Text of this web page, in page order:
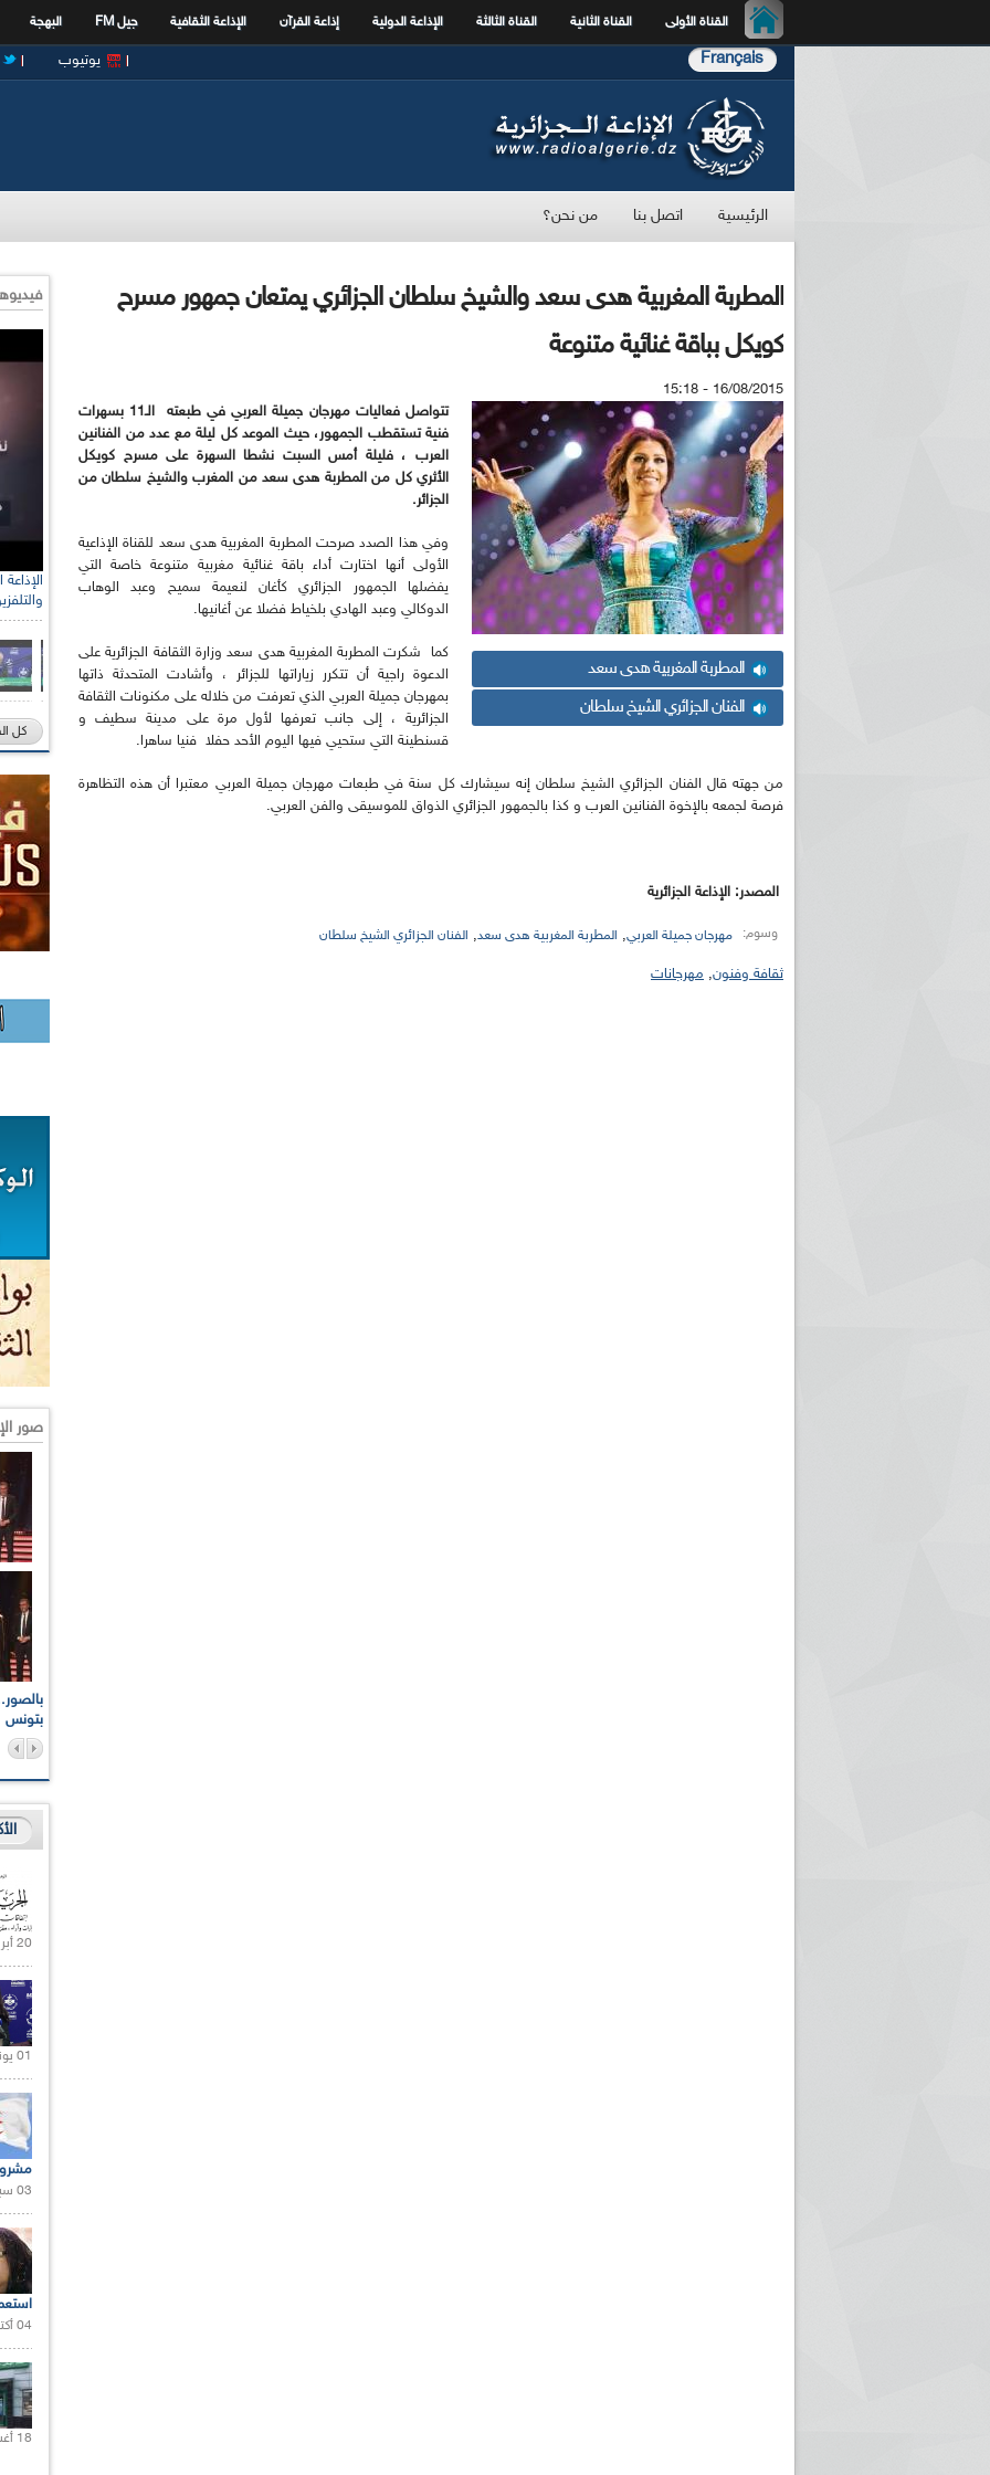
القناة الأولى القناة الثانية القناة الثالثة الإذاعة الدولية إذاعة القرآن الإذاعة الثقافية جيل FM البهجة
Français يوتيوب
الرئيسية اتصل بنا من نحن؟
المطربة المغربية هدى سعد والشيخ سلطان الجزائري يمتعان جمهور مسرح
كويكل بباقة غنائية متنوعة
16/08/2015 - 15:18
المطربة المغربية هدى سعد
الفنان الجزائري الشيخ سلطان
تتواصل فعاليات مهرجان جميلة العربي في طبعته الـ11 بسهرات
فنية تستقطب الجمهور، حيث الموعد كل ليلة مع عدد من الفنانين
العرب ، فليلة أمس السبت نشطا السهرة على مسرح كويكل
الأثري كل من المطربة هدى سعد من المغرب والشيخ سلطان من
الجزائر.
وفي هذا الصدد صرحت المطربة المغربية هدى سعد للقناة الإذاعية
الأولى أنها اختارت أداء باقة غنائية مغربية متنوعة خاصة التي
يفضلها الجمهور الجزائري كأغان لنعيمة سميح وعبد الوهاب
الدوكالي وعبد الهادي بلخياط فضلا عن أغانيها.
كما شكرت المطربة المغربية هدى سعد وزارة الثقافة الجزائرية على
الدعوة راجية أن تتكرر زياراتها للجزائر ، وأشادت المتحدثة ذاتها
بمهرجان جميلة العربي الذي تعرفت من خلاله على مكنونات الثقافة
الجزائرية ، إلى جانب تعرفها لأول مرة على مدينة سطيف و
قسنطينة التي ستحيي فيها اليوم الأحد حفلا فنيا ساهرا.
من جهته قال الفنان الجزائري الشيخ سلطان إنه سيشارك كل سنة في طبعات مهرجان جميلة العربي معتبرا أن هذه التظاهرة
فرصة لجمعه بالإخوة الفنانين العرب و كذا بالجمهور الجزائري الذواق للموسيقى والفن العربي.
المصدر: الإذاعة الجزائرية
وسوم: مهرجان جميلة العربي, المطربة المغربية هدى سعد, الفنان الجزائري الشيخ سلطان
ثقافة وفنون, مهرجانات
كل
صور
بتونس
20 أبريل 2021 |
01 يونيو 2021 |
03 سبتمبر 2020 |
04 أكتوبر 2020 |
18 أغسطس 2020 |